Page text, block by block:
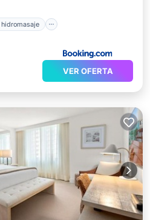
hidromasaje
VER OFERTA